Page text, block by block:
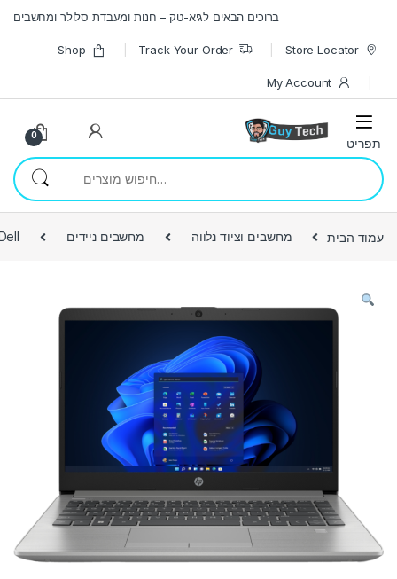
ברוכים הבאים לגיא-טק – חנות ומעבדת סלולר ומחשבים
Store Locator
Track Your Order
Shop
My Account
0
חיפוש עבור:
עמוד הבית מחשבים וציוד נלווה מחשבים ניידים